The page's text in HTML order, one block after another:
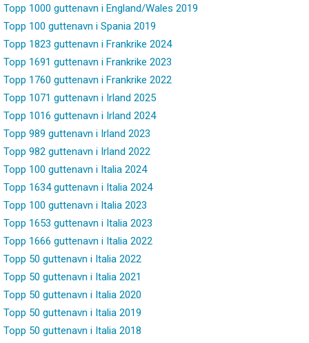
Topp 1000 guttenavn i England/Wales 2019
Topp 100 guttenavn i Spania 2019
Topp 1823 guttenavn i Frankrike 2024
Topp 1691 guttenavn i Frankrike 2023
Topp 1760 guttenavn i Frankrike 2022
Topp 1071 guttenavn i Irland 2025
Topp 1016 guttenavn i Irland 2024
Topp 989 guttenavn i Irland 2023
Topp 982 guttenavn i Irland 2022
Topp 100 guttenavn i Italia 2024
Topp 1634 guttenavn i Italia 2024
Topp 100 guttenavn i Italia 2023
Topp 1653 guttenavn i Italia 2023
Topp 1666 guttenavn i Italia 2022
Topp 50 guttenavn i Italia 2022
Topp 50 guttenavn i Italia 2021
Topp 50 guttenavn i Italia 2020
Topp 50 guttenavn i Italia 2019
Topp 50 guttenavn i Italia 2018